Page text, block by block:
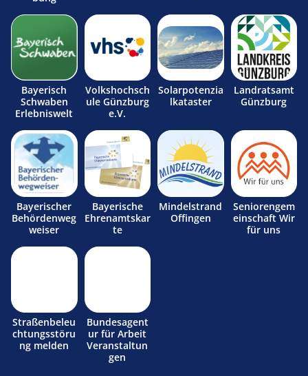
Bayerisch
Schwaben
Erlebniswelt
Volkshochsch
ule Günzburg
e.V.
Solarpotenzia
lkataster
Landratsamt
Günzburg
Bayerischer
Behördenweg
weiser
Bayerische
Ehrenamtskar
te
Mindelstrand
Offingen
Seniorengem
einschaft Wir
für uns
Straßenbeleu
chtungsstöru
ng melden
Bundesagent
ur für Arbeit
Veranstaltun
gen